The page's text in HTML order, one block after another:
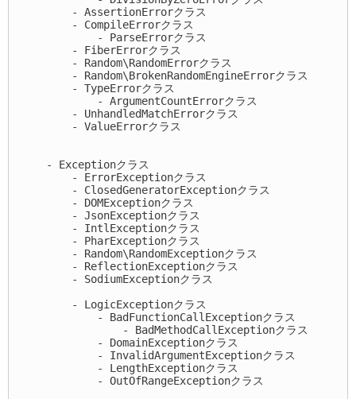
        - AssertionErrorクラス
        - CompileErrorクラス
            - ParseErrorクラス
        - FiberErrorクラス
        - Random\RandomErrorクラス
        - Random\BrokenRandomEngineErrorクラス
        - TypeErrorクラス
            - ArgumentCountErrorクラス
        - UnhandledMatchErrorクラス
        - ValueErrorクラス
    - Exceptionクラス
        - ErrorExceptionクラス
        - ClosedGeneratorExceptionクラス
        - DOMExceptionクラス
        - JsonExceptionクラス
        - IntlExceptionクラス
        - PharExceptionクラス
        - Random\RandomExceptionクラス
        - ReflectionExceptionクラス
        - SodiumExceptionクラス
        - LogicExceptionクラス
            - BadFunctionCallExceptionクラス
                - BadMethodCallExceptionクラス
            - DomainExceptionクラス
            - InvalidArgumentExceptionクラス
            - LengthExceptionクラス
            - OutOfRangeExceptionクラス